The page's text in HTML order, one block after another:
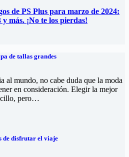
de PS Plus para marzo de 2024:
más. ¡No te los pierdas!
de tallas grandes
al mundo, no cabe duda que la moda
en consideración. Elegir la mejor
pero…
de disfrutar el viaje